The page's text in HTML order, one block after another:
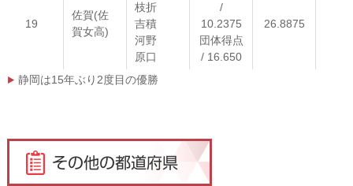
19
佐賀(佐
賀女高)
枝折
吉積
河野
原口
/
10.2375
団体得点
/ 16.650
26.8875
静岡は15年ぶり2度目の優勝